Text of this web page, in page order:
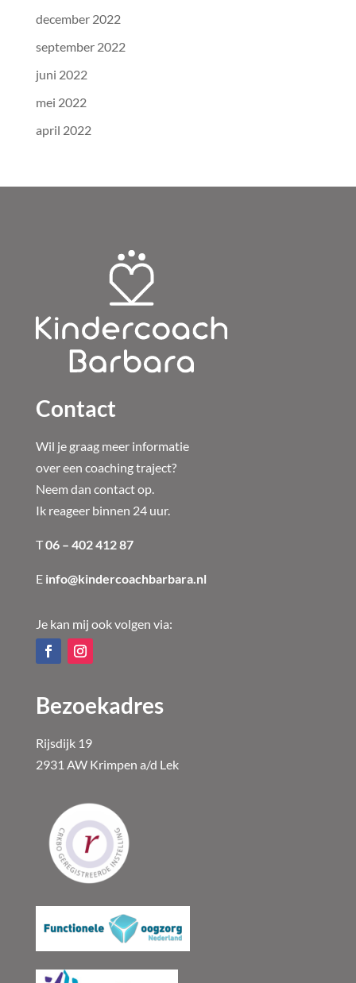
december 2022
september 2022
juni 2022
mei 2022
april 2022
Contact
Wil je graag meer informatie
over een coaching traject?
Neem dan contact op.
Ik reageer binnen 24 uur.
T06 – 402 412 87
E info@kindercoachbarbara.nl
Je kan mij ook volgen via:
Bezoekadres
Rijsdijk 19
2931 AW Krimpen a/d Lek